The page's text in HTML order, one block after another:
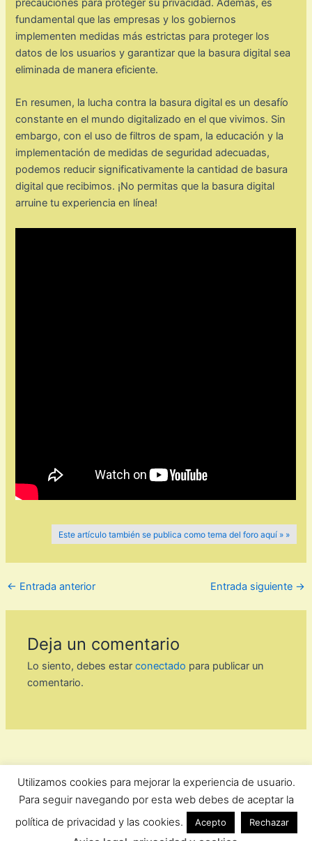
precauciones para proteger su privacidad. Además, es
fundamental que las empresas y los gobiernos
implementen medidas más estrictas para proteger los
datos de los usuarios y garantizar que la basura digital sea
eliminada de manera eficiente.
En resumen, la lucha contra la basura digital es un desafío
constante en el mundo digitalizado en el que vivimos. Sin
embargo, con el uso de filtros de spam, la educación y la
implementación de medidas de seguridad adecuadas,
podemos reducir significativamente la cantidad de basura
digital que recibimos. ¡No permitas que la basura digital
arruine tu experiencia en línea!
Este artículo también se publica como tema del foro aquí » »
← Entrada anterior Entrada siguiente →
Deja un comentario
Lo siento, debes estarconectado para publicar un
comentario.
ForoComprasOnline Copyright © 2026 | Privacidad
Utilizamos cookies para mejorar la experiencia de usuario.
Para seguir navegando por esta web debes de aceptar la
política de privacidad y las cookies.
Acepto Rechazar